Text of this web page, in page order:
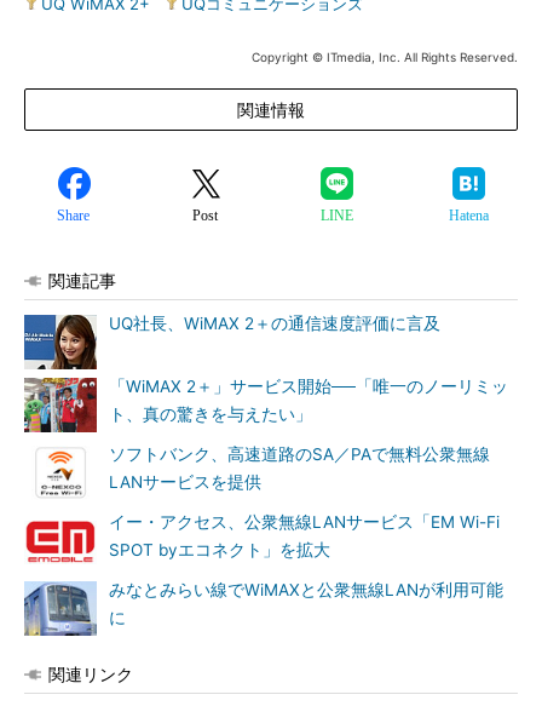
Copyright © ITmedia, Inc. All Rights Reserved.
関連情報
Share Post LINE Hatena
関連記事
UQ社長、WiMAX 2＋の通信速度評価に言及
「WiMAX 2＋」サービス開始──「唯一のノーリミッ
ト、真の驚きを与えたい」
ソフトバンク、高速道路のSA／PAで無料公衆無線
LANサービスを提供
イー・アクセス、公衆無線LANサービス「EM Wi-Fi
SPOT byエコネクト」を拡大
みなとみらい線でWiMAXと公衆無線LANが利用可能
に
関連リンク